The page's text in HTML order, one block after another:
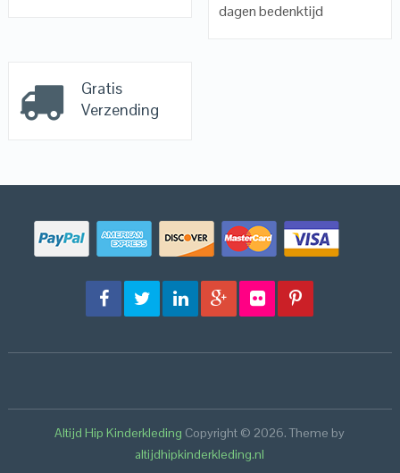
dagen bedenktijd
Gratis
Verzending
Altijd Hip Kinderkleding Copyright © 2026.Theme by
altijdhipkinderkleding.nl